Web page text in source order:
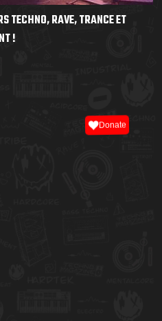
TECHNO, RAVE, TRANCE ET
!
Donate